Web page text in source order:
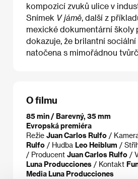
kompozicí zvuků ulice v
Snímek V jámě , další z
mexické dokumentární školy
dokazuje, že brilantní
natočena s mimořádnou
O filmu
85 min / Barevný, 35 mm
Evropská premiéra
Režie Juan Carlos Rulfo /
Rulfo / Hudba Leo Heiblum /
/ Producent Juan Carlos Rulfo /
Luna Producciones / Kontakt
Media Luna Producciones